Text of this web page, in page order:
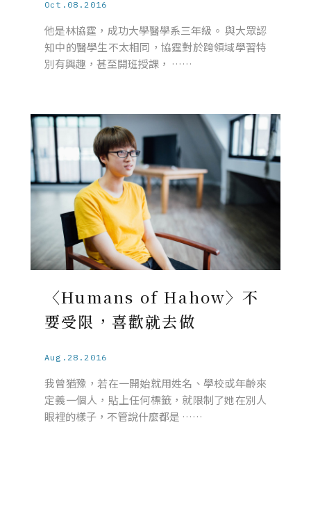
Oct.08.2016
他是林協霆，成功大學醫學系三年級。 與大眾認
知中的醫學生不太相同，協霆對於跨領域學習特
別有興趣，甚至開班授課， ……
〈Humans of Hahow〉不
要受限，喜歡就去做
Aug.28.2016
我曾猶豫，若在一開始就用姓名、學校或年齡來
定義一個人，貼上任何標籤，就限制了她在別人
眼裡的樣子，不管說什麼都是 ……